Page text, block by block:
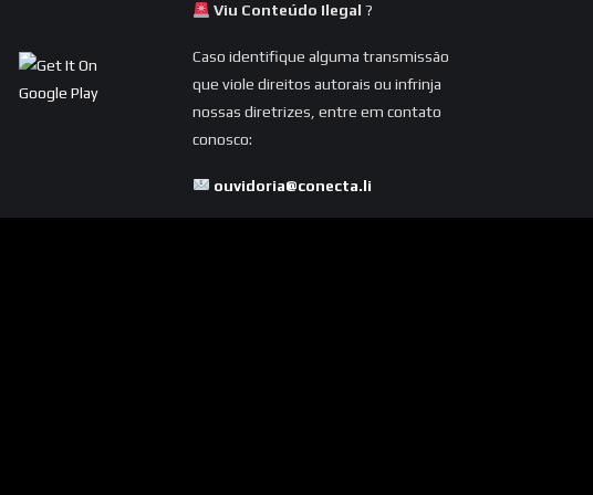
Viu Conteúdo Ilegal ?
Caso identifique alguma transmissão
que viole direitos autorais ou infrinja
nossas diretrizes, entre em contato
conosco:
ouvidoria@conecta.li